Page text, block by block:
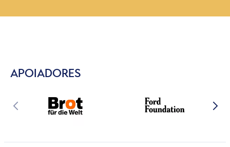
APOIADORES